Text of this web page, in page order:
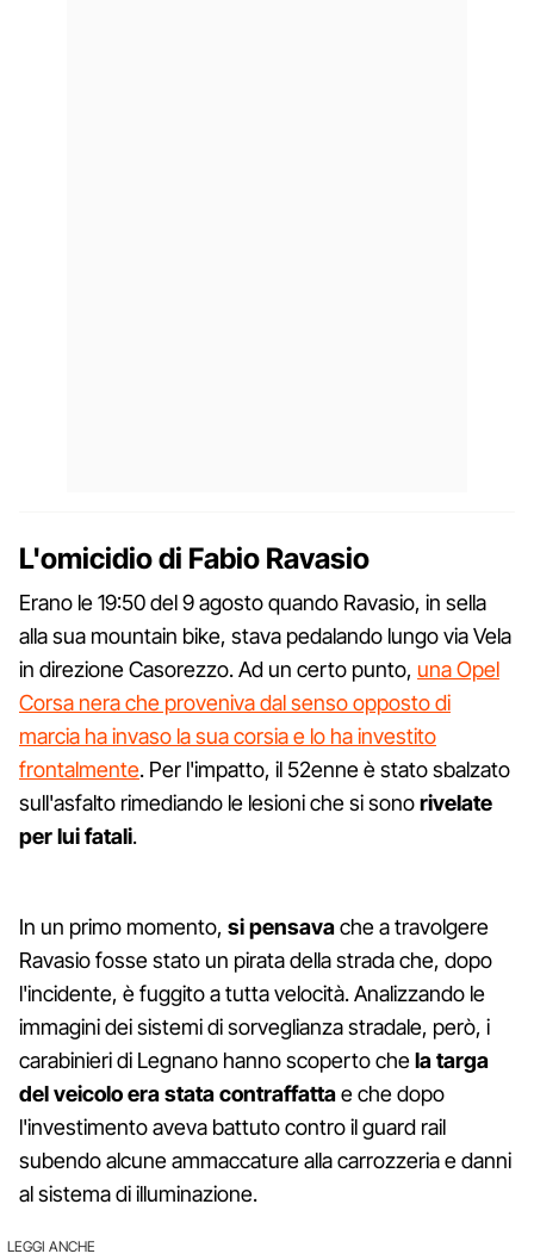
L'omicidio di Fabio Ravasio
Erano le 19:50 del 9 agosto quando Ravasio, in sella
alla sua mountain bike, stava pedalando lungo via Vela
in direzione Casorezzo. Ad un certo punto, una Opel
Corsa nera che proveniva dal senso opposto di
marcia ha invaso la sua corsia e lo ha investito
frontalmente. Per l'impatto, il 52enne è stato sbalzato
sull'asfalto rimediando le lesioni che si sonorivelate
per lui fatali.
In un primo momento, si pensavache a travolgere
Ravasio fosse stato un pirata della strada che, dopo
l'incidente, è fuggito a tutta velocità. Analizzando le
immagini dei sistemi di sorveglianza stradale, però, i
carabinieri di Legnano hanno scoperto chela targa
del veicolo era stata contraffattae che dopo
l'investimento aveva battuto contro il guard rail
subendo alcune ammaccature alla carrozzeria e danni
al sistema di illuminazione.
LEGGI ANCHE